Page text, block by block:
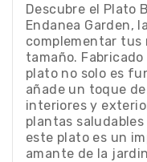
Descubre el Plato
Endanea Garden,
complementar tus
tamaño.
plato no solo es
añade un toque
interiores y
plantas
este plato es un
amante de la